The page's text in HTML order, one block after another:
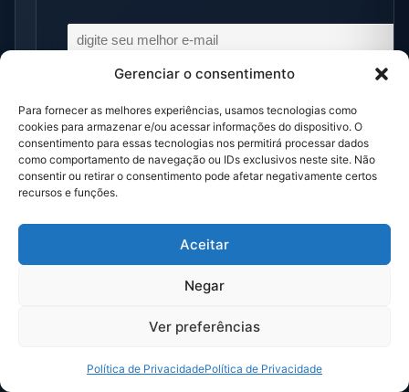
Gerenciar o consentimento
Para fornecer as melhores experiências, usamos tecnologias como
cookies para armazenar e/ou acessar informações do dispositivo. O
consentimento para essas tecnologias nos permitirá processar dados
como comportamento de navegação ou IDs exclusivos neste site. Não
consentir ou retirar o consentimento pode afetar negativamente certos
recursos e funções.
Aceitar
Negar
Ver preferências
Política de PrivacidadePolítica de Privacidade
Sua empresa precisa de apoio técnico
em uma situação sensível?
Fale com a Kassy para entender o melhor caminho para lidar
Fale com a Kassy →